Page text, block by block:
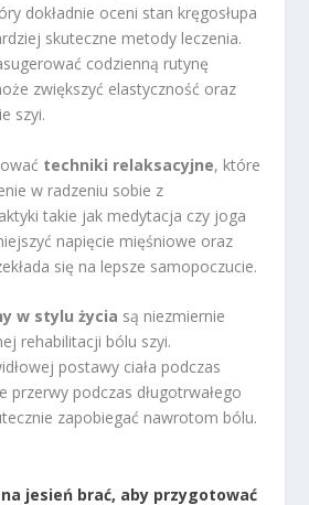
dokładnie oceni stan kręgosłupa
skuteczne metody leczenia.
codzienną rutynę
zwiększyć elastyczność oraz
szyi.
techniki relaksacyjne, które
w radzeniu sobie z
takie jak medytacja czy joga
napięcie mięśniowe oraz
się na lepsze samopoczucie.
w stylu życia są niezmiernie
rehabilitacji bólu szyi.
postawy ciała podczas
przerwy podczas długotrwałego
zapobiegać nawrotom bólu.
jesień brać, aby przygotować